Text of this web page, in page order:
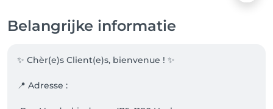
Belangrijke informatie
✨ Chèr(e)s Client(e)s, bienvenue ! ✨
📍 Adresse :